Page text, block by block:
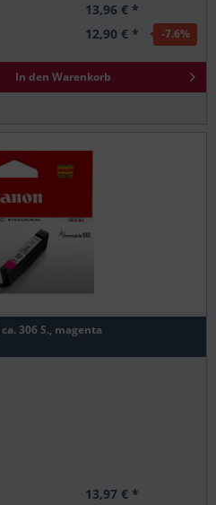
13,96 € *
12,90 € * -7.6%
In den Warenkorb
306 S., magenta
13,97 € *